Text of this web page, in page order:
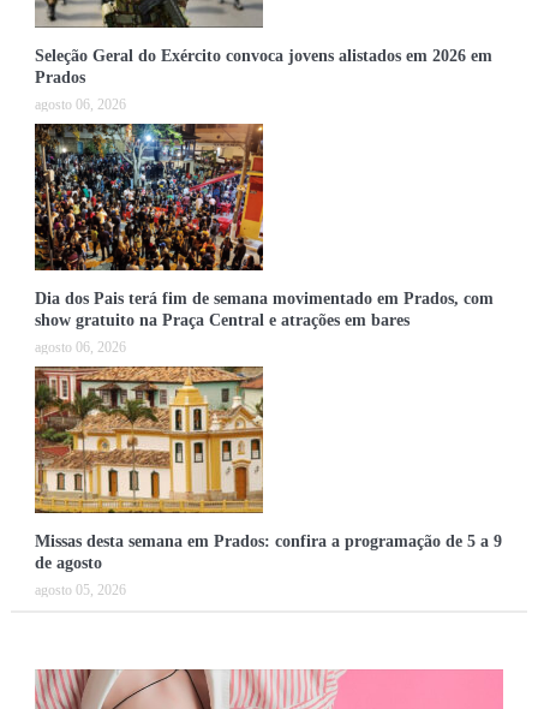
Seleção Geral do Exército convoca jovens alistados em 2026 em
Prados
agosto 06, 2026
Dia dos Pais terá fim de semana movimentado em Prados, com
show gratuito na Praça Central e atrações em bares
agosto 06, 2026
Missas desta semana em Prados: confira a programação de 5 a 9
de agosto
agosto 05, 2026